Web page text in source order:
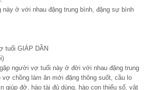
này ở với nhau đặng trung bình, đặng sự bình
tuổi GIÁP DẦN
người vợ tuổi này ở đời với nhau đặng trung
chồng làm ăn mới đặng thông suốt, cầu lo
giúp đở, hào tài đủ dùng, hào con thiểu số, vật